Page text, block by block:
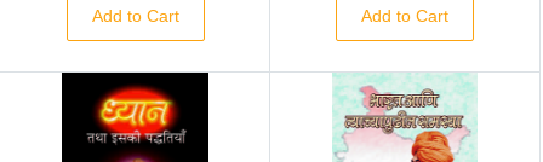
Add to Cart Add to Cart